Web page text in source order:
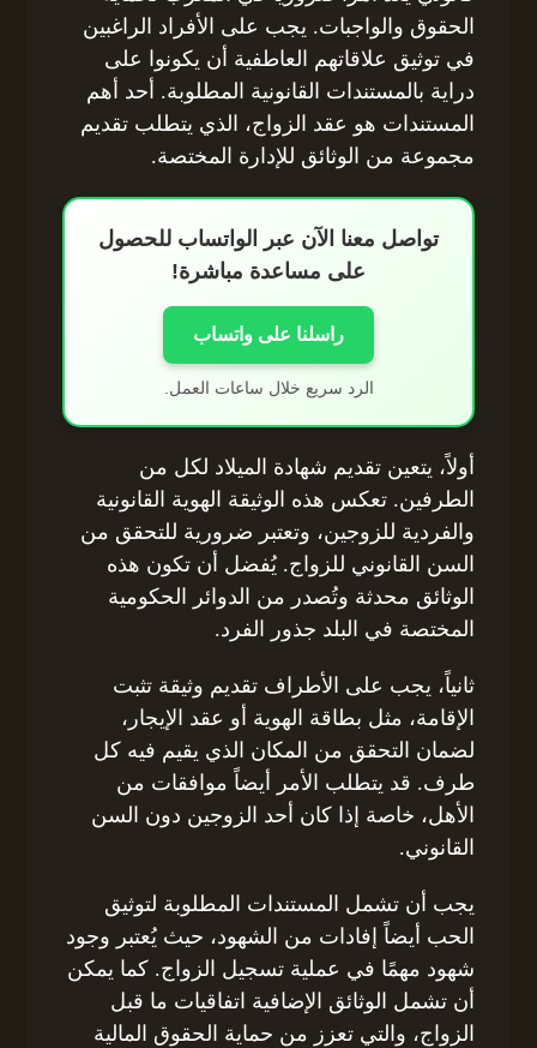
الحقوق والواجبات. يجب على الأفراد الراغبين
في توثيق علاقاتهم العاطفية أن يكونوا على
دراية بالمستندات القانونية المطلوبة. أحد أهم
المستندات هو عقد الزواج، الذي يتطلب تقديم
مجموعة من الوثائق للإدارة المختصة.
تواصل معنا الآن عبر الواتساب للحصول
على مساعدة مباشرة!
راسلنا على واتساب
الرد سريع خلال ساعات العمل.
أولاً، يتعين تقديم شهادة الميلاد لكل من
الطرفين. تعكس هذه الوثيقة الهوية القانونية
والفردية للزوجين، وتعتبر ضرورية للتحقق من
السن القانوني للزواج. يُفضل أن تكون هذه
الوثائق محدثة وتُصدر من الدوائر الحكومية
المختصة في البلد جذور الفرد.
ثانياً، يجب على الأطراف تقديم وثيقة تثبت
الإقامة، مثل بطاقة الهوية أو عقد الإيجار،
لضمان التحقق من المكان الذي يقيم فيه كل
طرف. قد يتطلب الأمر أيضاً موافقات من
الأهل، خاصة إذا كان أحد الزوجين دون السن
القانوني.
يجب أن تشمل المستندات المطلوبة لتوثيق
الحب أيضاً إفادات من الشهود، حيث يُعتبر وجود
شهود مهمًا في عملية تسجيل الزواج. كما يمكن
أن تشمل الوثائق الإضافية اتفاقيات ما قبل
الزواج، والتي تعزز من حماية الحقوق المالية